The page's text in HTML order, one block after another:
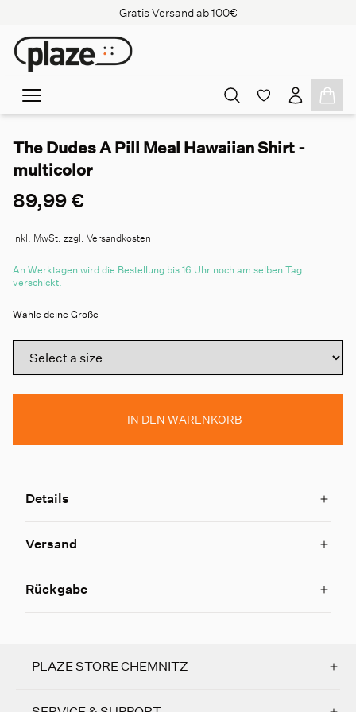
Gratis Versand ab 100€
The Dudes A Pill Meal Hawaiian Shirt -
multicolor
89,99 €
inkl. MwSt. zzgl. Versandkosten
An Werktagen wird die Bestellung bis 16 Uhr noch am selben Tag
verschickt.
Wähle deine Größe
IN DEN WARENKORB
Details
Versand
Rückgabe
PLAZE STORE CHEMNITZ